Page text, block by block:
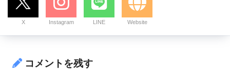
X Instagram LINE Website
コメントを残す